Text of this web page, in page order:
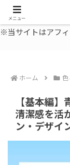
うとの部屋｜毎
※当サイトはアフィ
ホーム
【基本編
清潔感を活
ン・デザイ
メニュー